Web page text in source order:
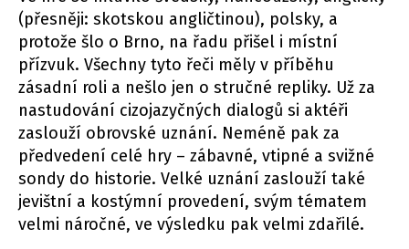
(přesněji: skotskou angličtinou), polsky, a
protože šlo o Brno, na řadu přišel i místní
přízvuk. Všechny tyto řeči měly v příběhu
zásadní roli a nešlo jen o stručné repliky. Už za
nastudování cizojazyčných dialogů si aktéři
zaslouží obrovské uznání. Neméně pak za
předvedení celé hry – zábavné, vtipné a svižné
sondy do historie. Velké uznání zaslouží také
jevištní a kostýmní provedení, svým tématem
velmi náročné, ve výsledku pak velmi zdařilé.